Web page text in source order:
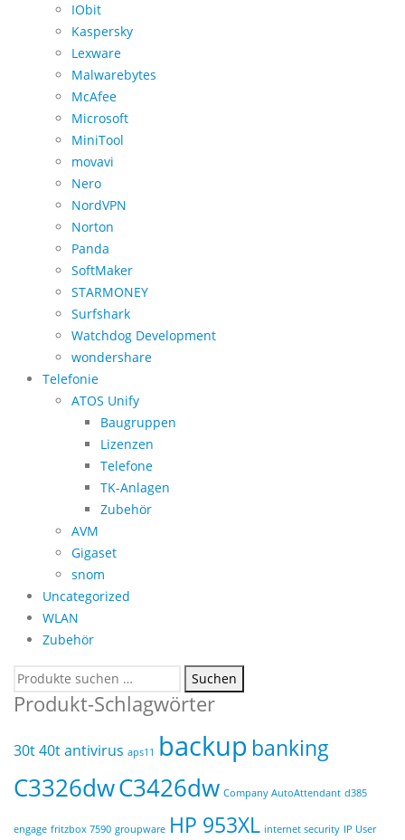
IObit
Kaspersky
Lexware
Malwarebytes
McAfee
Microsoft
MiniTool
movavi
Nero
NordVPN
Norton
Panda
SoftMaker
STARMONEY
Surfshark
Watchdog Development
wondershare
Telefonie
ATOS Unify
Baugruppen
Lizenzen
Telefone
TK-Anlagen
Zubehör
AVM
Gigaset
snom
Uncategorized
WLAN
Zubehör
Suchen
nach:
Suchen
Produkt-Schlagwörter
30t40tantivirus aps11 backup banking
C3326dwC3426dw Company AutoAttendant d385
engage fritzbox 7590 groupware HP 953XL internet security IP User